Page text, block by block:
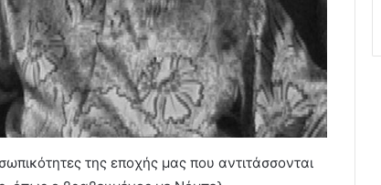
της εποχής μας που αντιτάσσονται